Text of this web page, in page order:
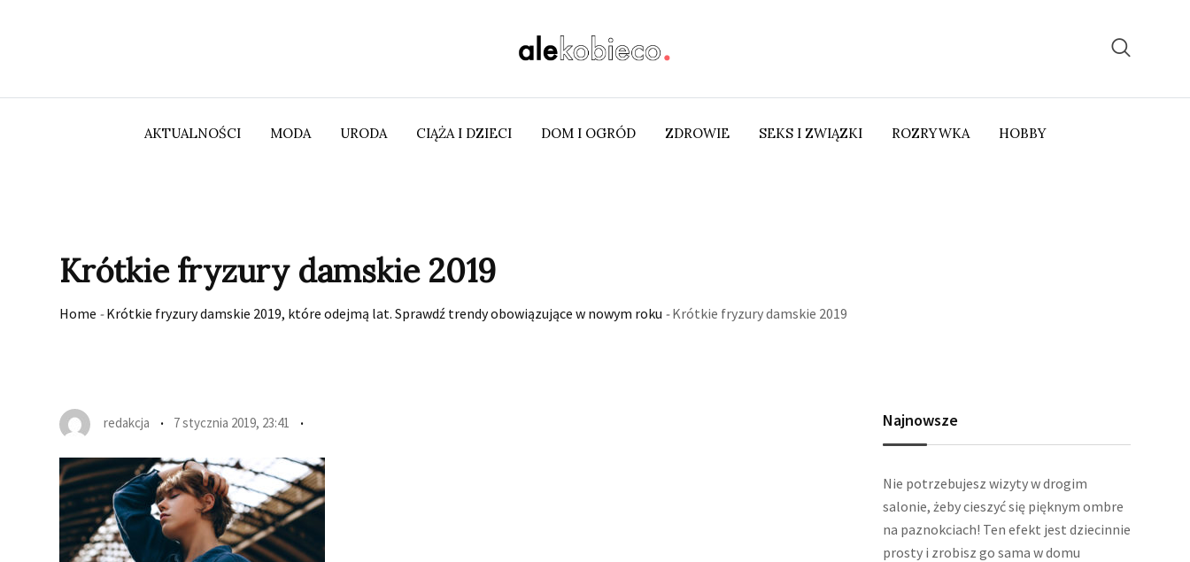
AKTUALNOŚCI MODA URODA CIĄŻA I DZIECI DOM I OGRÓD ZDROWIE SEKS I ZWIĄZKI ROZRYWKA HOBBY
Krótkie fryzury damskie 2019
Home -Krótkie fryzury damskie 2019, które odejmą lat. Sprawdź trendy obowiązujące w nowym roku -Krótkie fryzury damskie 2019
redakcja 7 stycznia 2019, 23:41 Najnowsze
Nie potrzebujesz wizyty w drogim
salonie, żeby cieszyć się pięknym ombre
na paznokciach! Ten efekt jest dziecinnie
prosty i zrobisz go sama w domu